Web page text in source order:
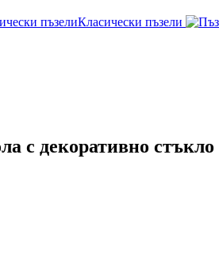
Класически пъзели
с декоративно стъкло